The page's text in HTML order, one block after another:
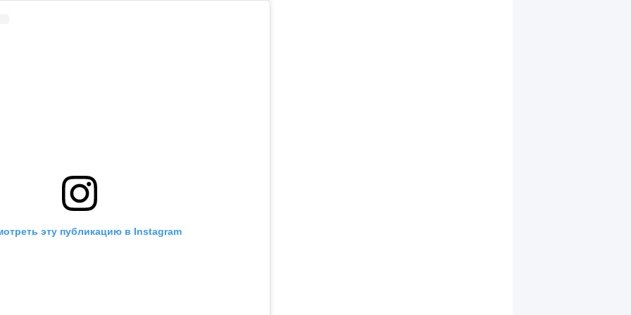
эту публикацию в Instagram